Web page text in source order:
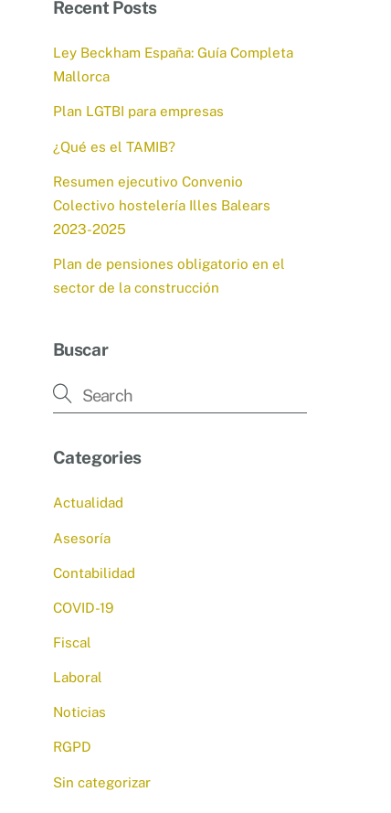
Recent Posts
Ley Beckham España: Guía Completa
Mallorca
Plan LGTBI para empresas
¿Qué es el TAMIB?
Resumen ejecutivo Convenio
Colectivo hostelería Illes Balears
2023-2025
Plan de pensiones obligatorio en el
sector de la construcción
Buscar
Categories
Actualidad
Asesoría
Contabilidad
COVID-19
Fiscal
Laboral
Noticias
RGPD
Sin categorizar